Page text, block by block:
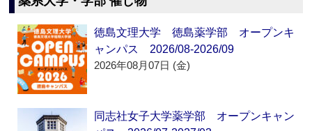
徳島文理大学 徳島薬学部 オープンキ
ャンパス 2026/08-2026/09
2026年08月07日 (金)
同志社女子大学薬学部 オープンキャン